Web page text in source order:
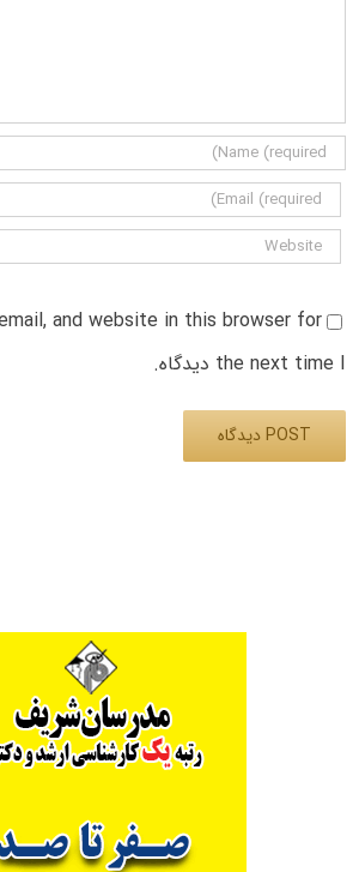
and website in this browser for
the next time I دیدگاه.